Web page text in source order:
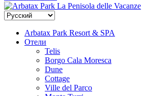
La Penisola delle Vacanze
Arbatax Park Resort & SPA
Отели
Telis
Borgo Cala Moresca
Dune
Cottage
Ville del Parco